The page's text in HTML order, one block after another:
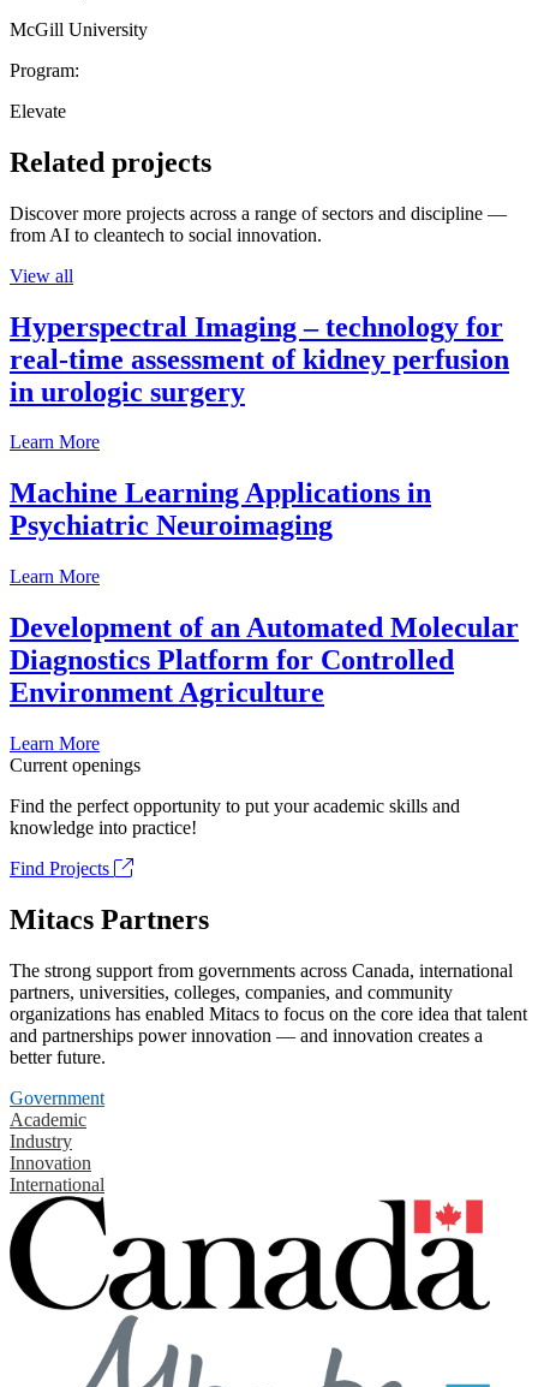
McGill University
Program:
Elevate
Related projects
Discover more projects across a range of sectors and discipline —
from AI to cleantech to social innovation.
View all
Hyperspectral Imaging – technology for
real-time assessment of kidney perfusion
in urologic surgery
Learn More
Machine Learning Applications in
Psychiatric Neuroimaging
Learn More
Development of an Automated Molecular
Diagnostics Platform for Controlled
Environment Agriculture
Learn More
Current openings
Find the perfect opportunity to put your academic skills and
knowledge into practice!
Find Projects
Mitacs Partners
The strong support from governments across Canada, international
partners, universities, colleges, companies, and community
organizations has enabled Mitacs to focus on the core idea that talent
and partnerships power innovation — and innovation creates a
better future.
Government
Academic
Industry
Innovation
International